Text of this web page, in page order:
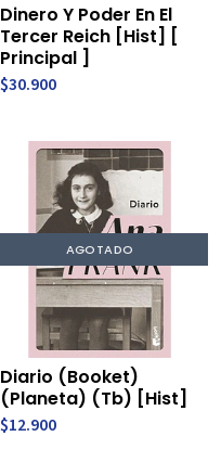
Dinero Y Poder En El
Tercer Reich [Hist] [
Principal ]
$30.900
AGOTADO
Diario (Booket)
(Planeta) (Tb) [Hist]
$12.900